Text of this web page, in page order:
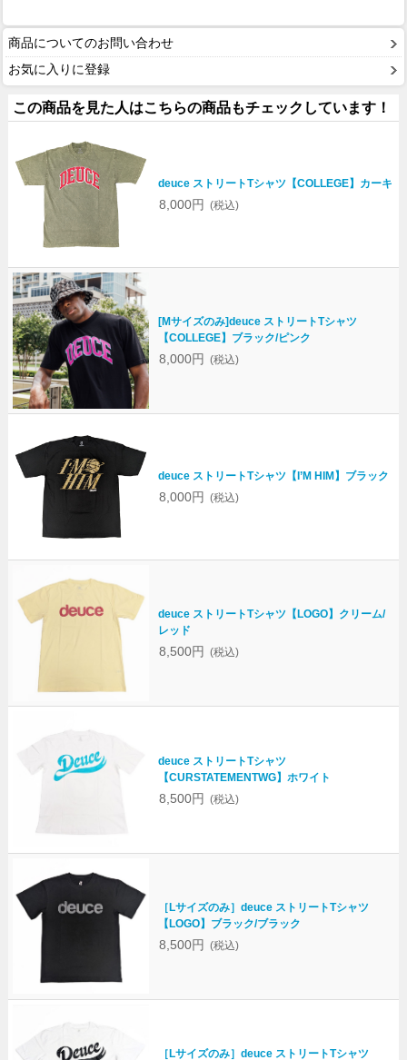
商品についてのお問い合わせ
お気に入りに登録
この商品を見た人はこちらの商品もチェックしています！
deuce ストリートTシャツ【COLLEGE】カーキ
8,000円 (税込)
[Mサイズのみ]deuce ストリートTシャツ
【COLLEGE】ブラック/ピンク
8,000円 (税込)
deuce ストリートTシャツ【I’M HIM】ブラック
8,000円 (税込)
deuce ストリートTシャツ【LOGO】クリーム/
レッド
8,500円 (税込)
deuce ストリートTシャツ
【CURSTATEMENTWG】ホワイト
8,500円 (税込)
［Lサイズのみ］deuce ストリートTシャツ
【LOGO】ブラック/ブラック
8,500円 (税込)
［Lサイズのみ］deuce ストリートTシャツ